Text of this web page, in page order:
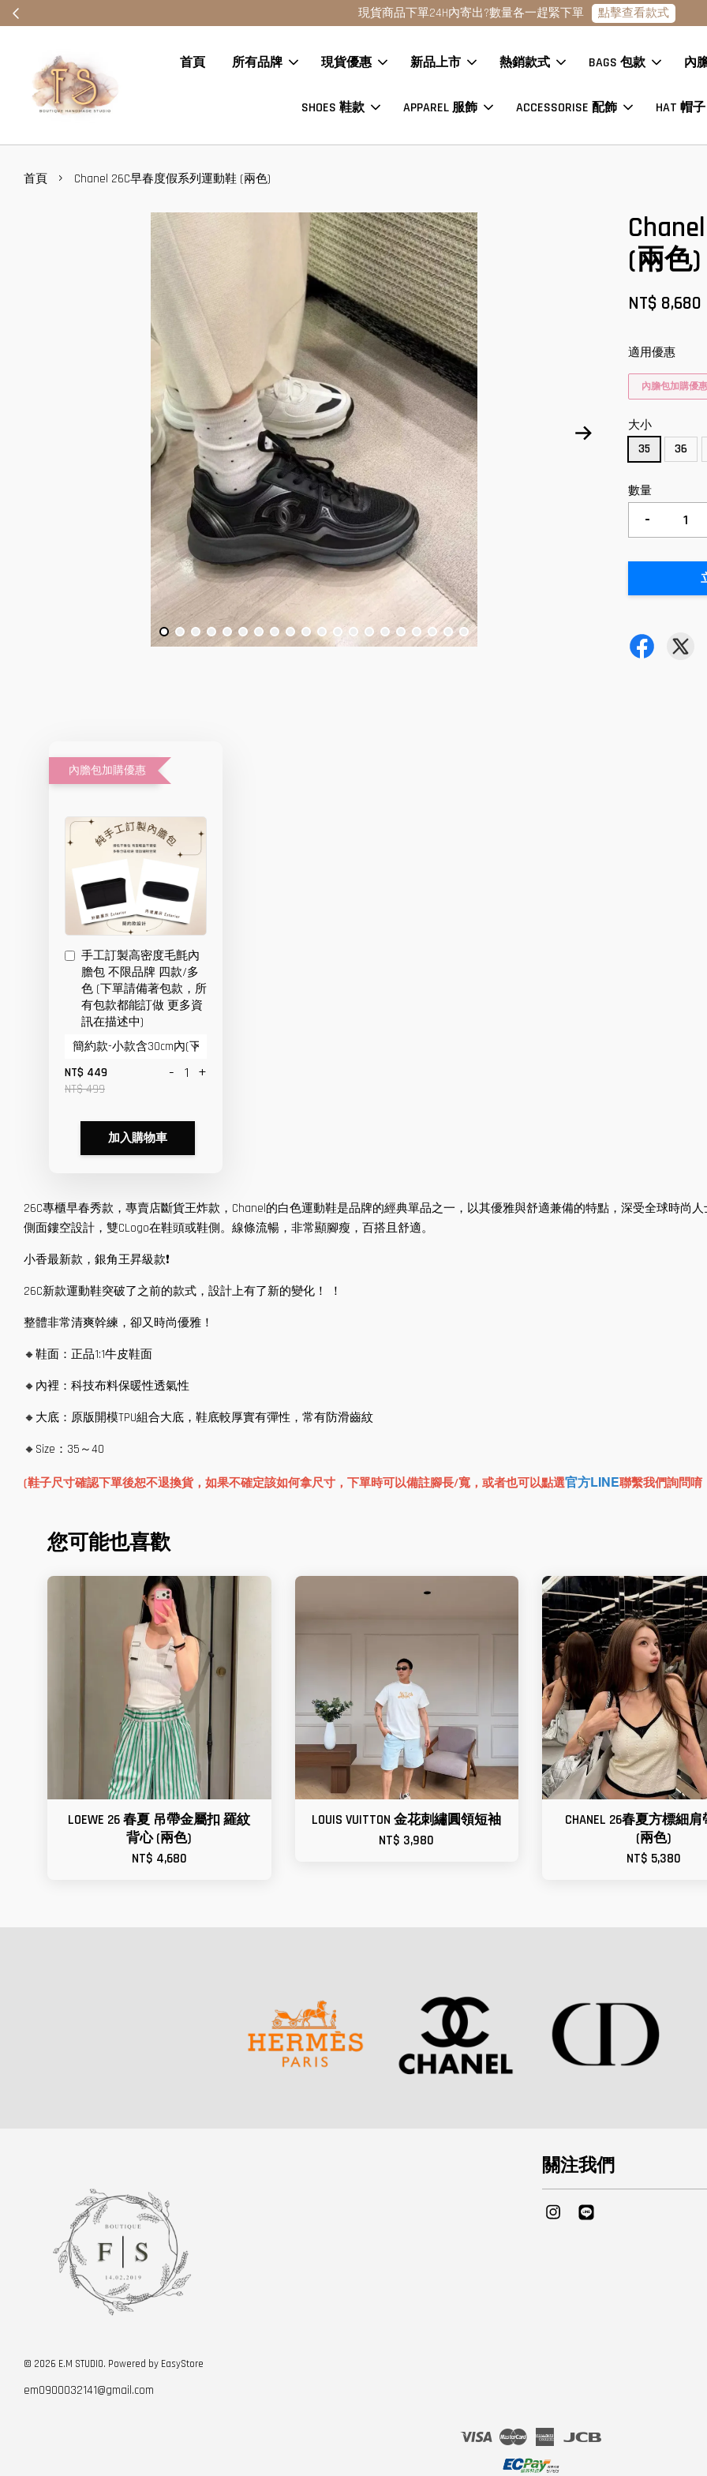
現貨商品下單24H內寄出?數量各一趕緊下單 點擊查看款式
首頁 所有品牌 現貨優惠 新品上市 熱銷款式 BAGS 包款 內
SHOES 鞋款 APPAREL 服飾 ACCESSORISE 配飾 HAT 帽子
首頁 › Chanel 26C早春度假系列運動鞋 (兩色)
(兩色)
NT$ 8,680
適用優惠
內膽包加購優
大小
35
36
數量
-
內膽包加購優惠
手工訂製高密度毛氈內
膽包 不限品牌 四款/多
色 (下單請備著包款，所
有包款都能訂做 更多資
訊在描述中)
NT$ 449
NT$ 499
- +
加入購物車
26C專櫃早春秀款，專賣店斷貨王炸款，Chanel的白色運動鞋是品牌的經典單品之一，以其優雅與舒適兼備的特點，深受全球時尚
側面鏤空設計，雙CLogo在鞋頭或鞋側。線條流暢，非常顯腳瘦，百搭且舒適。
小香最新款，銀角王昇級款❗️
26C新款運動鞋突破了之前的款式，設計上有了新的變化！ ！
整體非常清爽幹練，卻又時尚優雅！
🔸鞋面：正品1:1牛皮鞋面
🔸內裡：科技布料保暖性透氣性
🔸大底：原版開模TPU組合大底，鞋底較厚實有彈性，常有防滑齒紋
🔸Size：35～40
(鞋子尺寸確認下單後恕不退換貨，如果不確定該如何拿尺寸，下單時可以備註腳長/寬，或者也可以點選官方LINE聯繫我們詢問唷
您可能也喜歡
LOEWE 26 春夏 吊帶金屬扣 羅紋
背心 (兩色)
NT$ 4,680
LOUIS VUITTON 金花刺繡圓領短袖
NT$ 3,980
CHANEL 26春夏方標細
(兩色)
NT$ 5,380
© 2026 E.M STUDIO. Powered by EasyStore
em0900032141@gmail.com
關注我們
Instagram
Visa Master
American